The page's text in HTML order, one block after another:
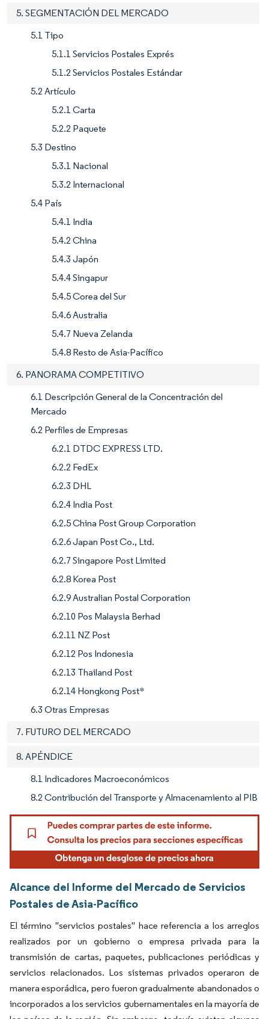
5. SEGMENTACIÓN DEL MERCADO
5.1 Tipo
5.1.1 Servicios Postales Exprés
5.1.2 Servicios Postales Estándar
5.2 Artículo
5.2.1 Carta
5.2.2 Paquete
5.3 Destino
5.3.1 Nacional
5.3.2 Internacional
5.4 País
5.4.1 India
5.4.2 China
5.4.3 Japón
5.4.4 Singapur
5.4.5 Corea del Sur
5.4.6 Australia
5.4.7 Nueva Zelanda
5.4.8 Resto de Asia-Pacífico
6. PANORAMA COMPETITIVO
6.1 Descripción General de la Concentración del
Mercado
6.2 Perfiles de Empresas
6.2.1 DTDC EXPRESS LTD.
6.2.2 FedEx
6.2.3 DHL
6.2.4 India Post
6.2.5 China Post Group Corporation
6.2.6 Japan Post Co., Ltd.
6.2.7 Singapore Post Limited
6.2.8 Korea Post
6.2.9 Australian Postal Corporation
6.2.10 Pos Malaysia Berhad
6.2.11 NZ Post
6.2.12 Pos Indonesia
6.2.13 Thailand Post
6.2.14 Hongkong Post*
6.3 Otras Empresas
7. FUTURO DEL MERCADO
8. APÉNDICE
8.1 Indicadores Macroeconómicos
8.2 Contribución del Transporte y Almacenamiento al PIB
Alcance del Informe del Mercado de Servicios
Postales de Asia-Pacífico
El término "servicios postales" hace referencia a los arreglos
realizados por un gobierno o empresa privada para la
transmisión de cartas, paquetes, publicaciones periódicas y
servicios relacionados. Los sistemas privados operaron de
manera esporádica, pero fueron gradualmente abandonados o
incorporados a los servicios gubernamentales en la mayoría de